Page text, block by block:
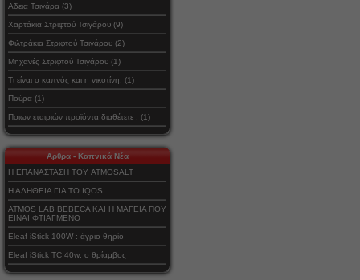
Αδεια Τσιγάρα (3)
Χαρτάκια Στριφτού Τσιγάρου (9)
Φιλτράκια Στριφτού Τσιγάρου (2)
Μηχανές Στριφτού Τσιγάρου (1)
Τι είναι ο καπνός και η νικοτίνη; (1)
Πούρα (1)
Ποιων εταιριών προϊόντα διαθέτετε ; (1)
Αρθρα - Καπνικά Νέα
Η ΕΠΑΝΑΣΤΑΣΗ ΤΟΥ ATMOSALT
Η ΑΛΗΘΕΙΑ ΓΙΑ ΤΟ IQOS
ATMOS LAB BEBECA ΚΑΙ Η ΜΑΓΕΙΑ ΠΟΥ
ΕΙΝΑΙ ΦΤΙΑΓΜΕΝΟ
Eleaf iStick 100W : άγριο θηρίο
Eleaf iStick TC 40w: ο θρίαμβος